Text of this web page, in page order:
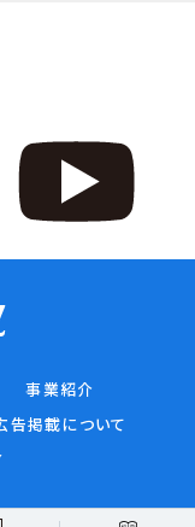
事業紹介
告掲載について
reserved